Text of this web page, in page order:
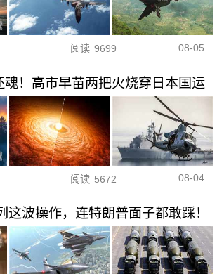
阅读 9699 08-05
魂！高市早苗两把火烧穿日本国运
阅读 5672 08-04
这波操作，连特朗普面子都敢踩！